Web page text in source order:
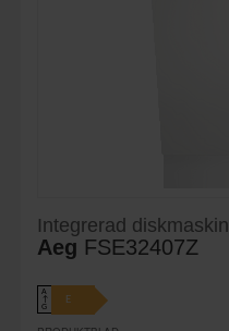
Integrerad diskmaskin
Aeg FSE32407Z
A
↑
G
E